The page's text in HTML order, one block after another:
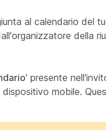
al calendario del
della
' presente
mobile.